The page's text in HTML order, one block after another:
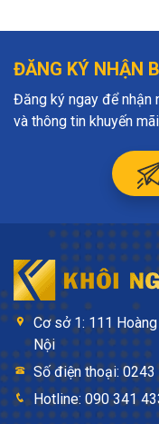
ĐĂNG KÝ NHẬN
Đăng ký ngay để nhận
và thông tin khuyến
Cơ sở 1: 111
Nội
Số điện thoại:
Hotline: 090 341